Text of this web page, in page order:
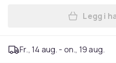
Legg i
Fr., 14 aug. - on., 19 aug.